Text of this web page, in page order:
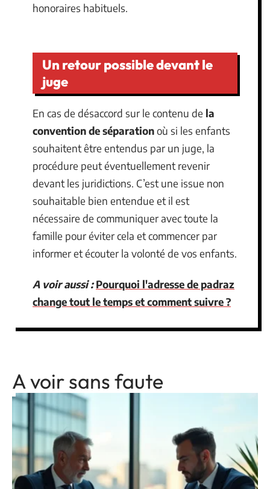
honoraires habituels.
Un retour possible devant le
juge
En cas de désaccord sur le contenu de la
convention de séparationoù si les enfants
souhaitent être entendus par un juge, la
procédure peut éventuellement revenir
devant les juridictions. C’est une issue non
souhaitable bien entendue et il est
nécessaire de communiquer avec toute la
famille pour éviter cela et commencer par
informer et écouter la volonté de vos enfants.
A voir aussi : Pourquoi l'adresse de padraz
change tout le temps et comment suivre ?
A voir sans faute